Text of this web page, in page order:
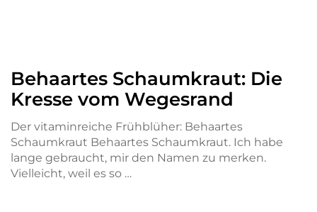
Behaartes Schaumkraut: Die
Kresse vom Wegesrand
Der vitaminreiche Frühblüher: Behaartes
Schaumkraut Behaartes Schaumkraut. Ich habe
lange gebraucht, mir den Namen zu merken.
Vielleicht, weil es so …